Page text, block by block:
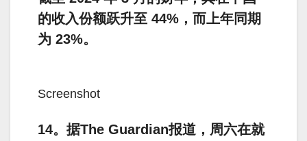
的收入份额跃升至 44%，而上年同期
为 23%。
Screenshot
14。据The Guardian报道，周六在就